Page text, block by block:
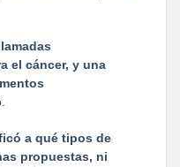
el cáncer, y una
a qué tipos de
propuestas, ni